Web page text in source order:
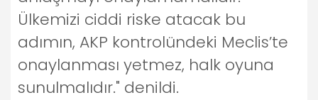
Ülkemizi ciddi riske atacak bu
adımın, AKP kontrolündeki Meclis’te
onaylanması yetmez, halk oyuna
sunulmalıdır." denildi.